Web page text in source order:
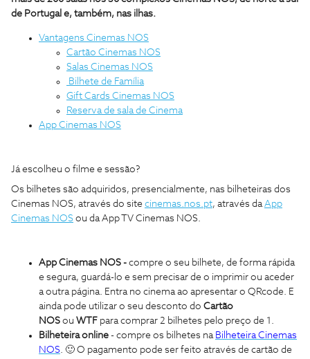
de Portugal e, também, nas ilhas.
Vantagens Cinemas NOS
Cartão Cinemas NOS
Salas Cinemas NOS
Bilhete de Família
Gift Cards Cinemas NOS
Reserva de sala de Cinema
App Cinemas NOS​
Já escolheu o filme e sessão?
Os bilhetes são adquiridos, presencialmente, nas bilheteiras dos
Cinemas NOS, através do site cinemas.nos.pt, através daApp
Cinemas NOS ou da App TV Cinemas NOS.
App Cinemas NOS - compre o seu bilhete, de forma rápida
e segura, guardá-lo e sem precisar de o imprimir ou aceder
a outra página. Entra no cinema ao apresentar o QRcode. E
ainda pode utilizar o seu desconto do Cartão
NOS ou WTF para comprar 2 bilhetes pelo preço de 1.
Bilheteira online - compre os bilhetes na Bilheteira Cinemas
NOS. 🙂 O pagamento pode ser feito através de cartão de